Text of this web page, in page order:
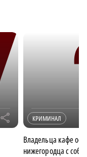
r КРИМИНАЛ
Владельца кафе
нижегородца с